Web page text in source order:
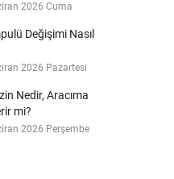
2026 Cuma
Değişimi Nasıl
2026 Pazartesi
Nedir, Aracıma
mi?
2026 Perşembe